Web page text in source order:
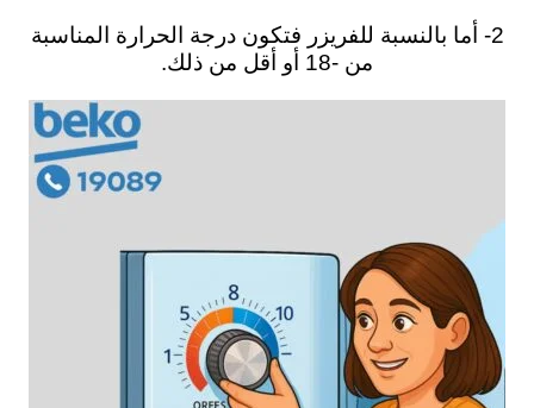
2- أما بالنسبة للفريزر فتكون درجة الحرارة المناسبة
من -18 أو أقل من ذلك.